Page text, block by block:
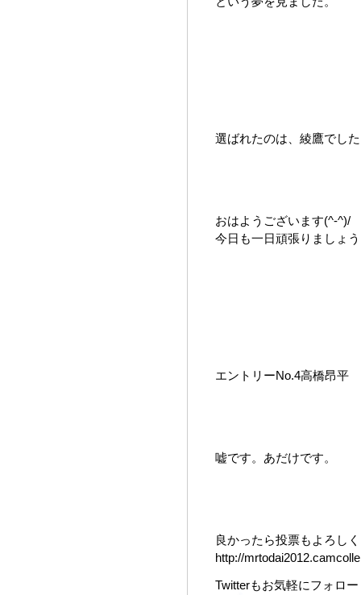
選ばれたのは、綾鷹でし
おはようございます(^-^)/
今日も一日頑張りましょ
エントリーNo.4高橋昂平
嘘です。あだけです。
良かったら投票もよろし
http://
Twitterもお気軽にフォロ